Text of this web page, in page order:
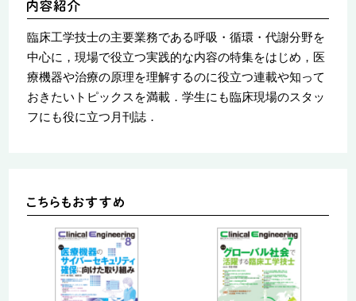
臨床工学技士の主要業務である呼吸・循環・代謝分野を
中心に，現場で役立つ実践的な内容の特集をはじめ，医
療機器や治療の原理を理解するのに役立つ連載や知って
おきたいトピックスを満載．学生にも臨床現場のスタッ
フにも役に立つ月刊誌．